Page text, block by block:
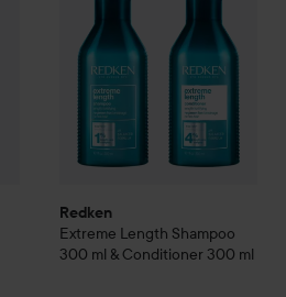
Redken
Extreme Length Shampoo
300 ml & Conditioner 300 ml